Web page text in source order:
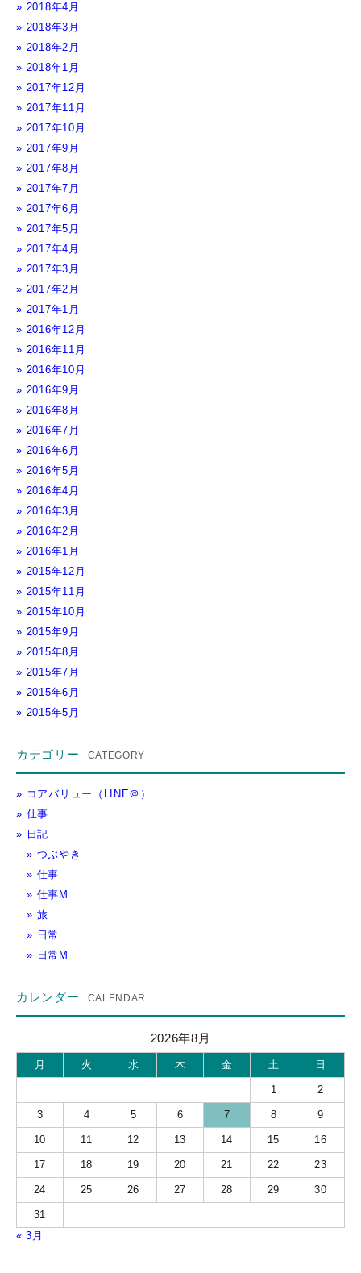
2018年4月
2018年3月
2018年2月
2018年1月
2017年12月
2017年11月
2017年10月
2017年9月
2017年8月
2017年7月
2017年6月
2017年5月
2017年4月
2017年3月
2017年2月
2017年1月
2016年12月
2016年11月
2016年10月
2016年9月
2016年8月
2016年7月
2016年6月
2016年5月
2016年4月
2016年3月
2016年2月
2016年1月
2015年12月
2015年11月
2015年10月
2015年9月
2015年8月
2015年7月
2015年6月
2015年5月
カテゴリー
コアバリュー（LINE＠）
仕事
日記
つぶやき
仕事
仕事M
旅
日常
日常M
カレンダー
2026年8月
月 火 水 木 金 土 日
1 2
3 4 5 6 7 8 9
10 11 12 13 14 15 16
17 18 19 20 21 22 23
24 25 26 27 28 29 30
31
« 3月